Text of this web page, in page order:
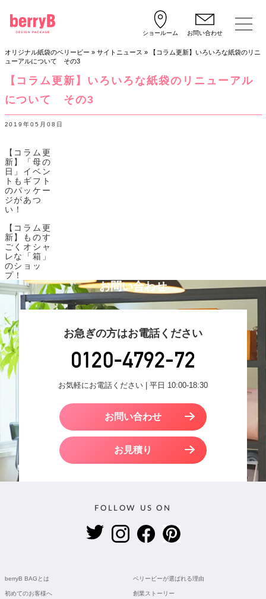
ショールーム お問い合わせ
オリジナル紙袋のベリービー » サイトニュース »
【コラム更新】いろいろな紙袋のリニ
ューアルについて その3
【コラム更新】いろいろな紙袋のリニューアル
について その3
2019年05月08日
【コラム更
新】「母の
日」イベン
トもギフト
のパッケー
ジがあつ
い！
【コラム更
新】ものす
ごくオシャ
レな「箱」
のショッ
プ！
お問い合わせ
お急ぎの方はお電話ください
お気軽にお電話ください | 平日 10:00-18:30
お問い合わせ
お見積り
FOLLOW US ON
berryB BAGとは ベリービーが選ばれる理由
初めてのお客様へ 創業ストーリー